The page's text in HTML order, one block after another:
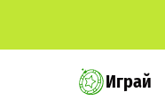
Играй